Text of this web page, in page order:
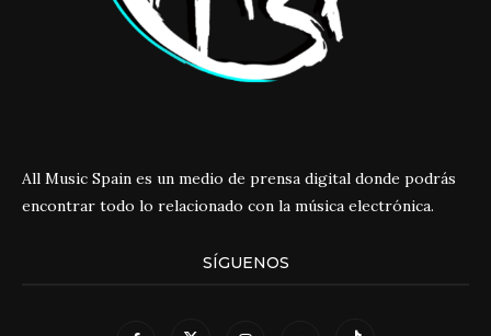
All Music Spain es un medio de prensa digital donde podrás
encontrar todo lo relacionado con la música electrónica.
SÍGUENOS